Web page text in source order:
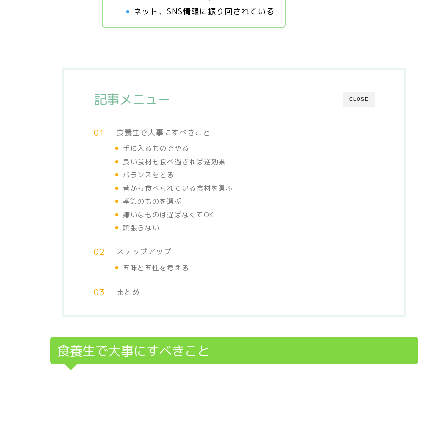
ネット、SNS情報に振り回されている
CLOSE
記事メニュー
食養生で大事にすべきこと
手に入るものでやる
良い食材も食べ過ぎれば逆効果
バランスをとる
昔から食べられている食材を選ぶ
季節のものを選ぶ
嫌いなものは選ばなくてOK
頑張らない
ステップアップ
五味と五性を考える
まとめ
食養生で大事にすべきこと